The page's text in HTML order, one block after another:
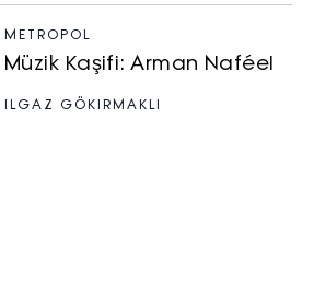
METROPOL
Müzik Kaşifi: Arman Naféel
ILGAZ GÖKIRMAKLI